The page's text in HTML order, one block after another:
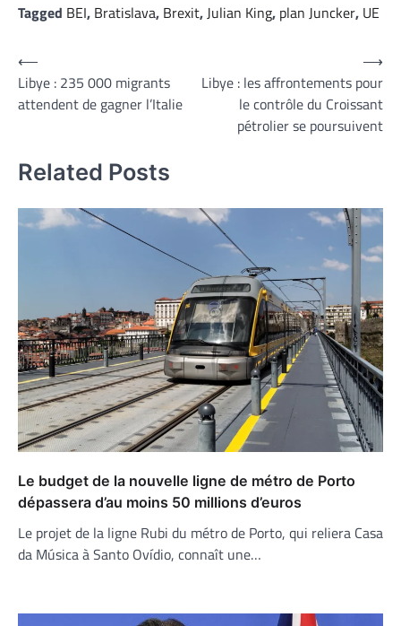
Tagged BEI, Bratislava, Brexit, Julian King, plan Juncker, UE
Navigation
de
l’article
⟵
Libye : 235 000 migrants
attendent de gagner l’Italie
Libye : les affrontements pour
le contrôle du Croissant
pétrolier se poursuivent
⟶
Related Posts
Le budget de la nouvelle ligne de métro de Porto
dépassera d’au moins 50 millions d’euros
Le projet de la ligne Rubi du métro de Porto, qui reliera Casa
da Música à Santo Ovídio, connaît une…